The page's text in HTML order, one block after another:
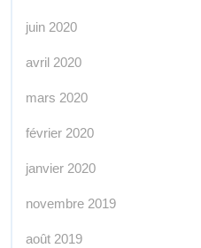
juin 2020
avril 2020
mars 2020
février 2020
janvier 2020
novembre 2019
août 2019